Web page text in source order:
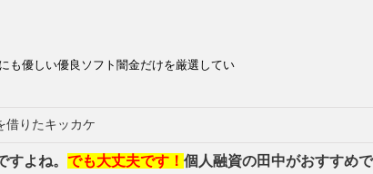
も優しい優良ソフト闇金だけを厳選してい
借りたキッカケ
よね。 でも大丈夫です！ 個人融資の田中がおすすめで